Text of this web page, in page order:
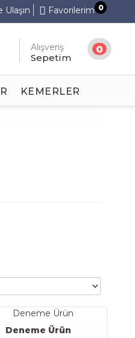
Ulaşın Favorilerim 0
0
Alışveriş
Sepetim
KEMERLER
Deneme Ürün